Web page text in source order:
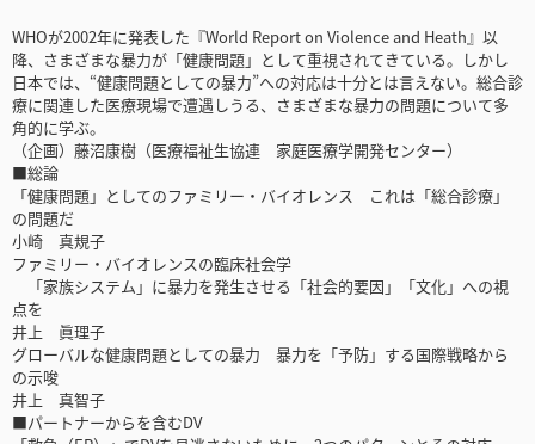
WHOが2002年に発表した『World Report on Violence and Heath』以
降、さまざまな暴力が「健康問題」として重視されてきている。しかし
日本では、“健康問題としての暴力”への対応は十分とは言えない。総合診
療に関連した医療現場で遭遇しうる、さまざまな暴力の問題について多
角的に学ぶ。
（企画）藤沼康樹（医療福祉生協連 家庭医療学開発センター）
■総論
「健康問題」としてのファミリー・バイオレンス これは「総合診療」
の問題だ
小崎 真規子
ファミリー・バイオレンスの臨床社会学
「家族システム」に暴力を発生させる「社会的要因」「文化」への視
点を
井上 眞理子
グローバルな健康問題としての暴力 暴力を「予防」する国際戦略から
の示唆
井上 真智子
■パートナーからを含むDV